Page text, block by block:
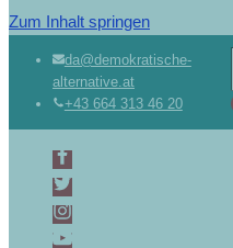
Zum Inhalt springen
da@demokratische-
alternative.at
+43 664 313 46 20